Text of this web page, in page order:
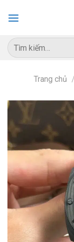
Tìm
kiếm:
Trang chủ /